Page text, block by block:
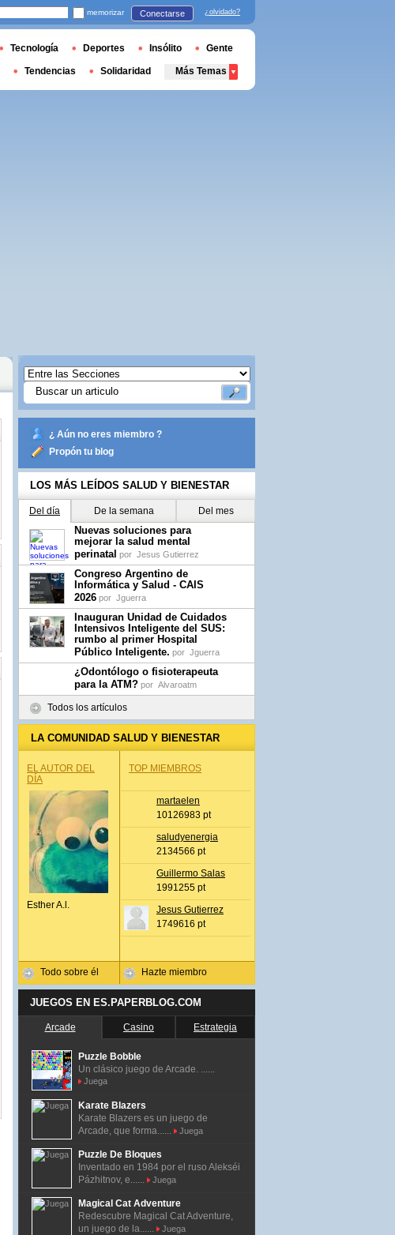
¿ Aún no eres miembro ?
Propón tu blog
LOS MÁS LEÍDOS SALUD Y BIENESTAR
Del día De la semana Del mes
Nuevas soluciones para
mejorar la salud mental
perinatal por Jesus Gutierrez
Congreso Argentino de
Informática y Salud - CAIS
2026 por Jguerra
Inauguran Unidad de Cuidados
Intensivos Inteligente del SUS:
rumbo al primer Hospital
Público Inteligente. por Jguerra
¿Odontólogo o fisioterapeuta
para la ATM? por Alvaroatm
Todos los artículos
LA COMUNIDAD SALUD Y BIENESTAR
EL AUTOR DEL
DÍA
Esther A.l.
Todo sobre él
TOP MIEMBROS
martaelen
10126983 pt
saludyenergia
2134566 pt
Guillermo Salas
1991255 pt
Jesus Gutierrez
1749616 pt
Hazte miembro
JUEGOS EN ES.PAPERBLOG.COM
Arcade Casino Estrategia
Puzzle Bobble
Un clásico juego de Arcade. ......
Juega
Karate Blazers
Karate Blazers es un juego de
Arcade, que forma......
Juega
Puzzle De Bloques
Inventado en 1984 por el ruso Alekséi
Pázhitnov, e......
Juega
Magical Cat Adventure
Redescubre Magical Cat Adventure,
un juego de la......
Juega
memorizar Conectarse ¿olvidado?
Tecnología Deportes Insólito Gente
Tendencias Solidaridad Más Temas